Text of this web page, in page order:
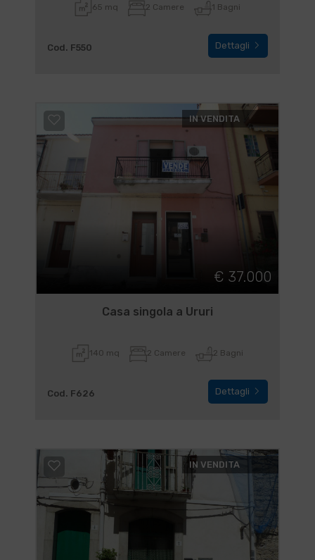
65 mq 2 Camere 1 Bagni
Cod. F550 Dettagli
IN VENDITA
€ 37.000
Casa singola a Ururi
140 mq 2 Camere 2 Bagni
Cod. F626 Dettagli
IN VENDITA